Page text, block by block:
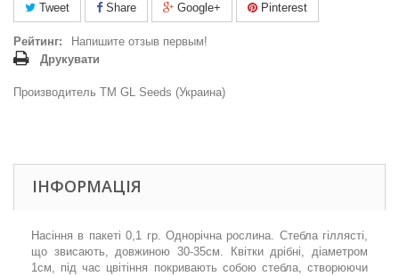
Tweet Share Google+ Pinterest
Рейтинг:
Напишите отзыв первым!
Друкувати
Производитель ТМ GL Seeds (Украина)
ІНФОРМАЦІЯ
Насіння в пакеті 0,1 гр. Однорічна рослина. Стебла гіллясті,
що звисають, довжиною 30-35см. Квітки дрібні, діаметром
1см, під час цвітіння покривають собою стебла, створюючи